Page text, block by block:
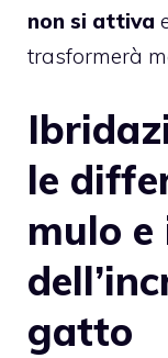
non si attiva
trasformerà
le
mulo e
gatto